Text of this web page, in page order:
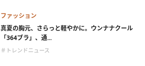
ファッション
真夏の胸元、さらっと軽やかに。ウンナナクール
「364ブラ」、通...
＃トレンドニュース